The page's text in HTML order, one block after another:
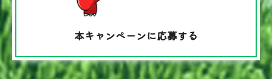
本キャンペーンに応募する